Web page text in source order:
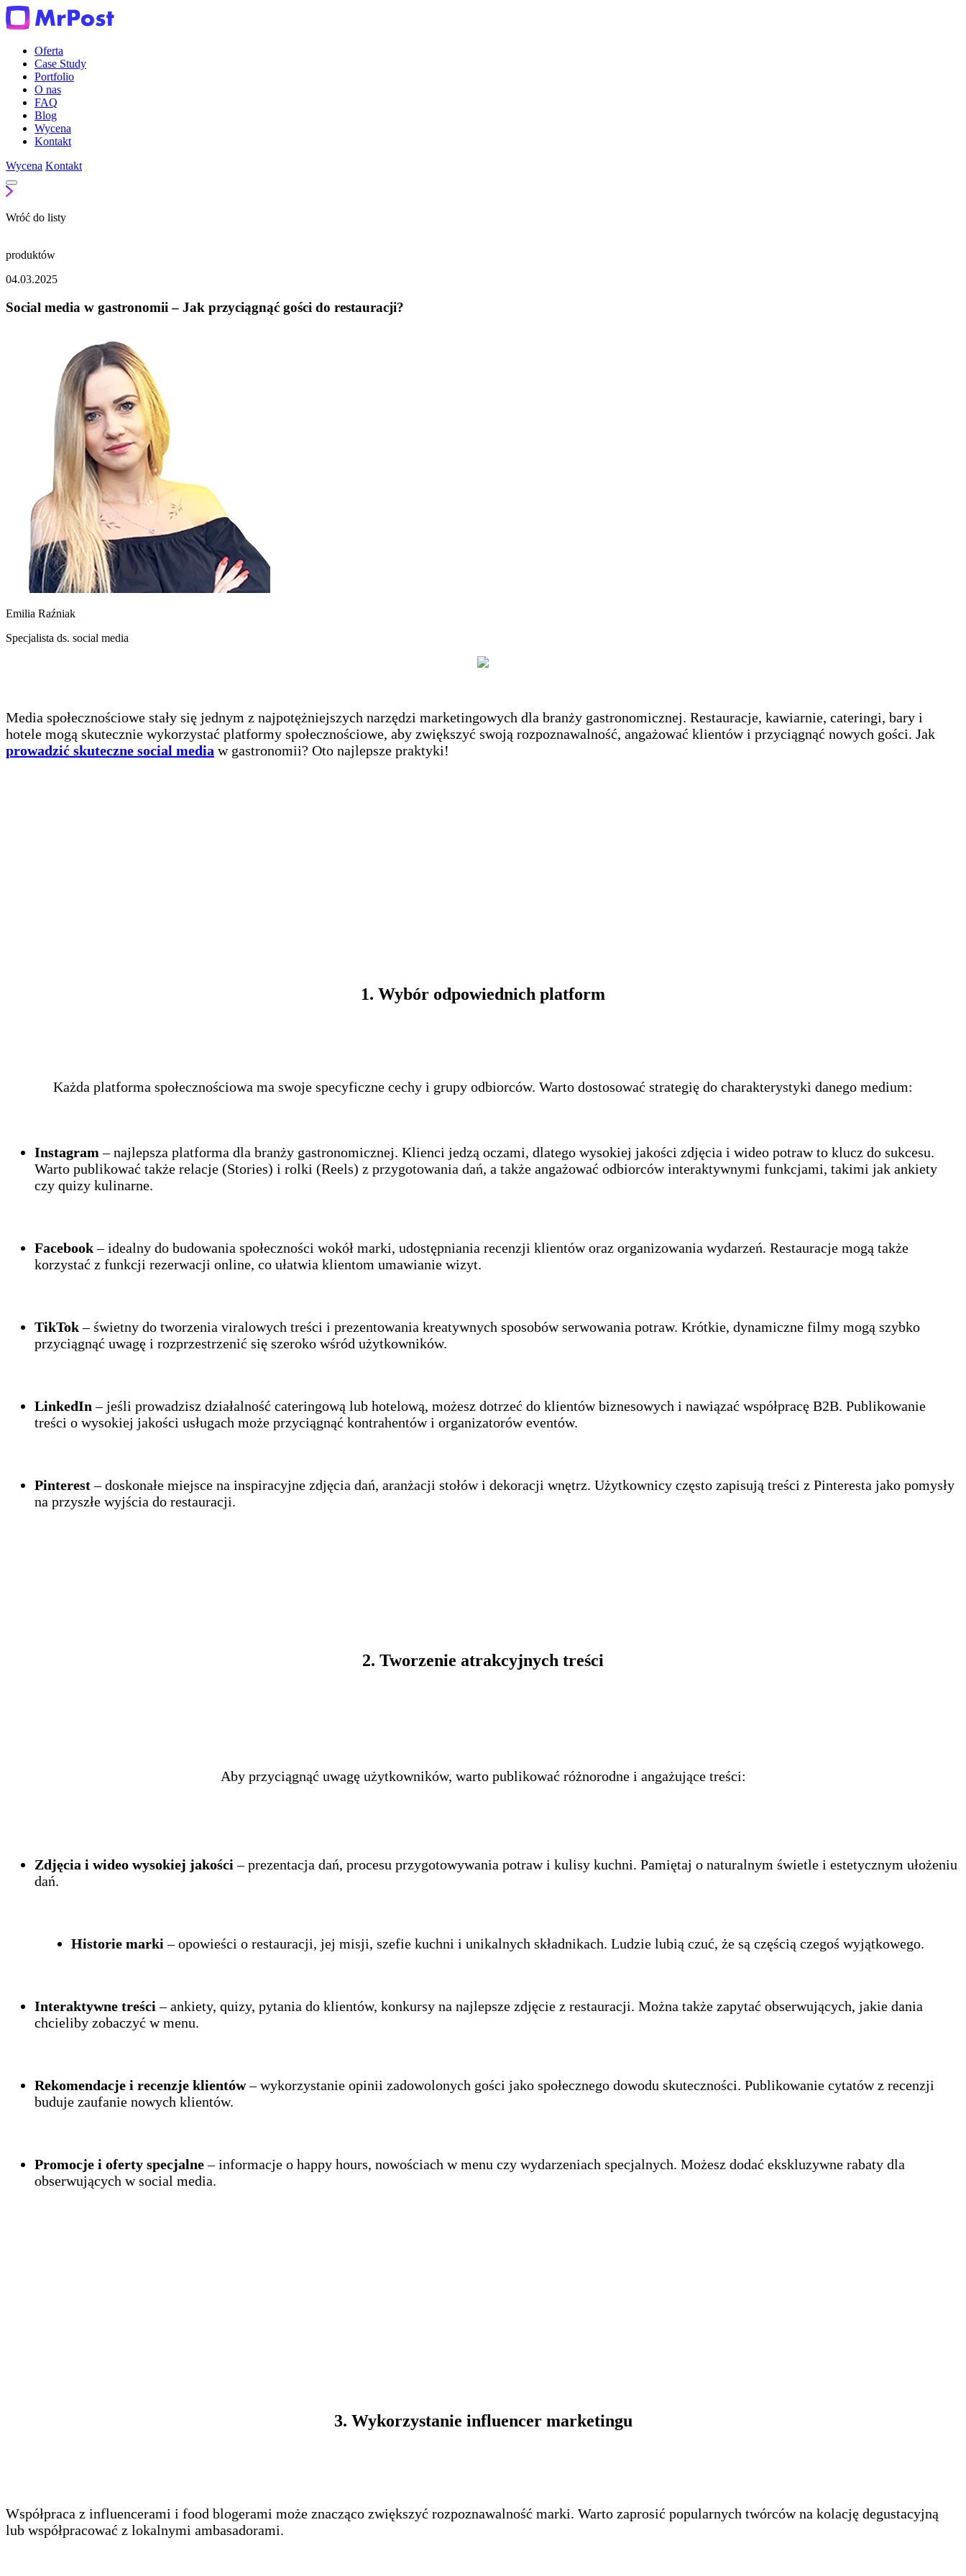
Oferta
Case Study
Portfolio
O nas
FAQ
Blog
Wycena
Kontakt
Wycena Kontakt
Wróć do listy
produktów
04.03.2025
Social media w gastronomii – Jak przyciągnąć gości do restauracji?
Emilia Raźniak
Specjalista ds. social media
Media społecznościowe stały się jednym z najpotężniejszych narzędzi marketingowych dla branży gastronomicznej. Restauracje, kawiarnie, cateringi, bary i
hotele mogą skutecznie wykorzystać platformy społecznościowe, aby zwiększyć swoją rozpoznawalność, angażować klientów i przyciągnąć nowych gości. Jak
prowadzić skuteczne social media w gastronomii? Oto najlepsze praktyki!
1. Wybór odpowiednich platform
Każda platforma społecznościowa ma swoje specyficzne cechy i grupy odbiorców. Warto dostosować strategię do charakterystyki danego medium:
Instagram – najlepsza platforma dla branży gastronomicznej. Klienci jedzą oczami, dlatego wysokiej jakości zdjęcia i wideo potraw to klucz do sukcesu.
Warto publikować także relacje (Stories) i rolki (Reels) z przygotowania dań, a także angażować odbiorców interaktywnymi funkcjami, takimi jak ankiety
czy quizy kulinarne.
Facebook– idealny do budowania społeczności wokół marki, udostępniania recenzji klientów oraz organizowania wydarzeń. Restauracje mogą także
korzystać z funkcji rezerwacji online, co ułatwia klientom umawianie wizyt.
TikTok– świetny do tworzenia viralowych treści i prezentowania kreatywnych sposobów serwowania potraw. Krótkie, dynamiczne filmy mogą szybko
przyciągnąć uwagę i rozprzestrzenić się szeroko wśród użytkowników.
LinkedIn – jeśli prowadzisz działalność cateringową lub hotelową, możesz dotrzeć do klientów biznesowych i nawiązać współpracę B2B. Publikowanie
treści o wysokiej jakości usługach może przyciągnąć kontrahentów i organizatorów eventów.
Pinterest– doskonałe miejsce na inspiracyjne zdjęcia dań, aranżacji stołów i dekoracji wnętrz. Użytkownicy często zapisują treści z Pinteresta jako pomysły
na przyszłe wyjścia do restauracji.
2. Tworzenie atrakcyjnych treści
Aby przyciągnąć uwagę użytkowników, warto publikować różnorodne i angażujące treści:
Zdjęcia i wideo wysokiej jakości – prezentacja dań, procesu przygotowywania potraw i kulisy kuchni. Pamiętaj o naturalnym świetle i estetycznym ułożeniu
dań.
Historie marki – opowieści o restauracji, jej misji, szefie kuchni i unikalnych składnikach. Ludzie lubią czuć, że są częścią czegoś wyjątkowego.
Interaktywne treści – ankiety, quizy, pytania do klientów, konkursy na najlepsze zdjęcie z restauracji. Można także zapytać obserwujących, jakie dania
chcieliby zobaczyć w menu.
Rekomendacje i recenzje klientów– wykorzystanie opinii zadowolonych gości jako społecznego dowodu skuteczności. Publikowanie cytatów z recenzji
buduje zaufanie nowych klientów.
Promocje i oferty specjalne– informacje o happy hours, nowościach w menu czy wydarzeniach specjalnych. Możesz dodać ekskluzywne rabaty dla
obserwujących w social media.
3. Wykorzystanie influencer marketingu
Współpraca z influencerami i food blogerami może znacząco zwiększyć rozpoznawalność marki. Warto zaprosić popularnych twórców na kolację degustacyjną
lub współpracować z lokalnymi ambasadorami.